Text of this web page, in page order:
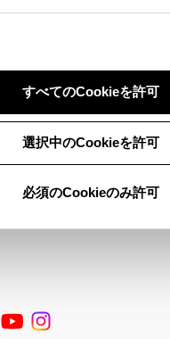
すべてのCookieを許可
選択中のCookieを許可
必須のCookieのみ許可
合わせ
FacebookYouTube